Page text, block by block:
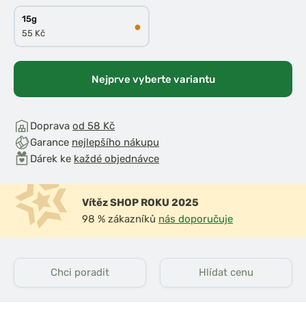
15g
55 Kč
●
Nejprve vyberte variantu
Doprava od 58 Kč
Garance nejlepšího nákupu
Dárek ke každé objednávce
Vítěz SHOP ROKU 2025
98 % zákazníků nás doporučuje
Chci poradit Hlídat cenu